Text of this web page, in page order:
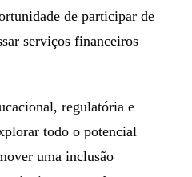
de participar de
serviços financeiros
regulatória e
todo o potencial
uma inclusão